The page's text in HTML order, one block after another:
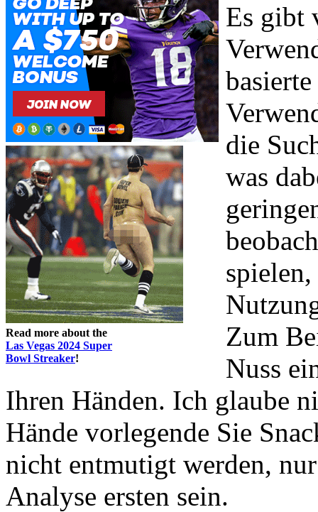
Read more about the
Las Vegas 2024 Super
Bowl Streaker!
Es gibt
die
was
Zum
Nuss
Ihren Händen. Ich glaube
Hände vorlegende Sie
nicht entmutigt werden,
Analyse ersten sein.